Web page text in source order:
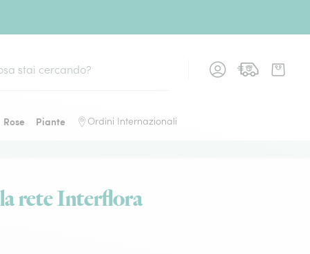
Rose Piante Ordini Internazionali
rete Interflora